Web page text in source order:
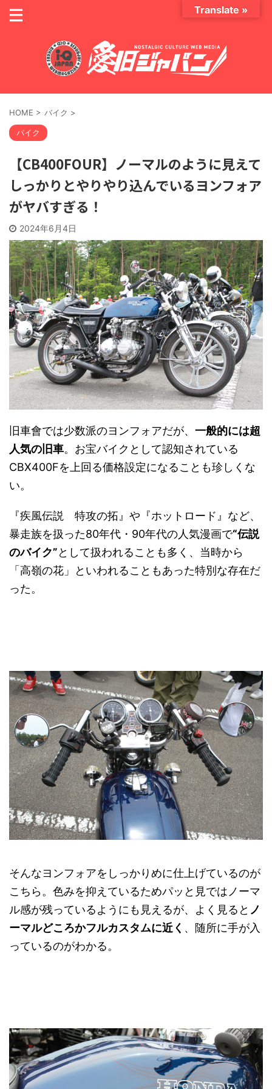
HOME > バイク >
バイク
【CB400FOUR】ノーマルのように見えて
しっかりとやりやり込んでいるヨンフォア
がヤバすぎる！
2024年6月4日
旧車會では少数派のヨンフォアだが、 一般的には超
人気の旧車。お宝バイクとして認知されている
CBX400Fを上回る価格設定になることも珍しくな
い。
『疾風伝説 特攻の拓』や『ホットロード』など、
暴走族を扱った80年代・90年代の人気漫画で“伝説
のバイク”として扱われることも多く、当時から
「高嶺の花」といわれることもあった特別な存在だ
った。
そんなヨンフォアをしっかりめに仕上げているのが
こちら。色みを抑えているためパッと見ではノーマ
ル感が残っているようにも見えるが、よく見ると ノ
ーマルどころかフルカスタムに近く 、随所に手が入
っているのがわかる。
Translate »